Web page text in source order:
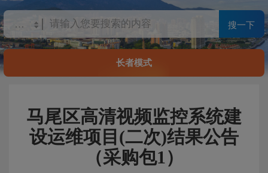
搜一下
长者模式
马尾区高清视频监控系统建
设运维项目(二次)结果公告
（采购包1）